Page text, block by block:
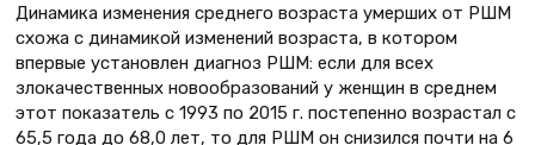
Динамика изменения среднего возраста умерших от РШМ
схожа с динамикой изменений возраста, в котором
впервые установлен диагноз РШМ: если для всех
злокачественных новообразований у женщин в среднем
этот показатель с 1993 по 2015 г. постепенно возрастал с
65,5 года до 68,0 лет, то для РШМ он снизился почти на 6